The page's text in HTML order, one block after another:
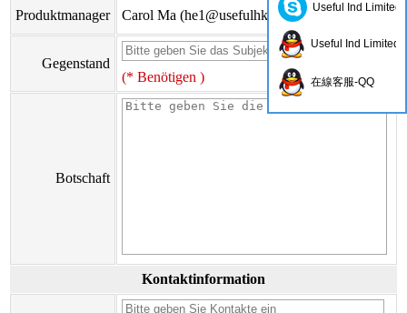
Produktmanager Carol Ma (he1@usefulhk.com)
Gegenstand
(* Benötigen )
Botschaft
Kontaktinformation
Useful Ind Limited
Useful Ind Limited
在線客服-QQ